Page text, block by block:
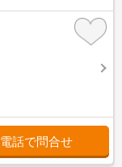
電話で問合せ